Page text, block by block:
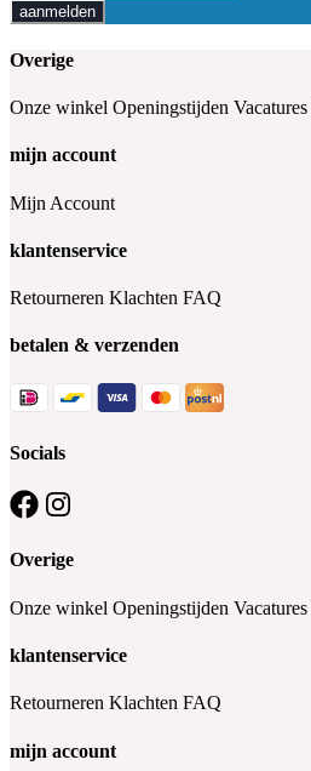
aanmelden
Overige
Onze winkel Openingstijden Vacatures
mijn account
Mijn Account
klantenservice
Retourneren Klachten FAQ
betalen & verzenden
Socials
Overige
Onze winkel Openingstijden Vacatures
klantenservice
Retourneren Klachten FAQ
mijn account